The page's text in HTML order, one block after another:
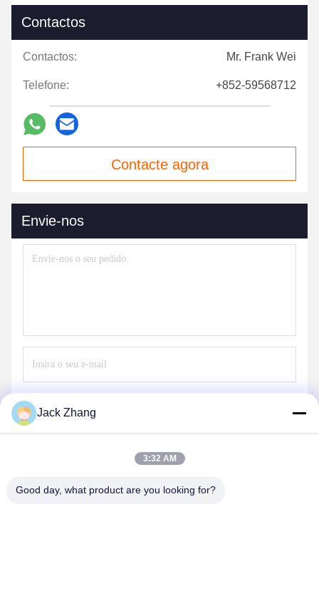
Contactos
Contactos: Mr. Frank Wei
Telefone: +852-59568712
Contacte agora
Envie-nos
Jack Zhang
3:32 AM
Good day, what product are you looking for?